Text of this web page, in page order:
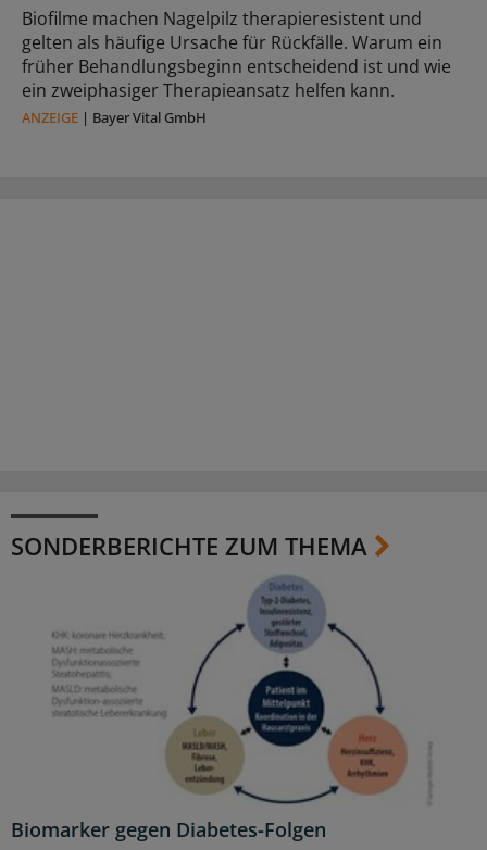
Biofilme machen Nagelpilz therapieresistent und
gelten als häufige Ursache für Rückfälle. Warum ein
früher Behandlungsbeginn entscheidend ist und wie
ein zweiphasiger Therapieansatz helfen kann.
ANZEIGE | Bayer Vital GmbH
SONDERBERICHTE ZUM THEMA
Biomarker gegen Diabetes-Folgen